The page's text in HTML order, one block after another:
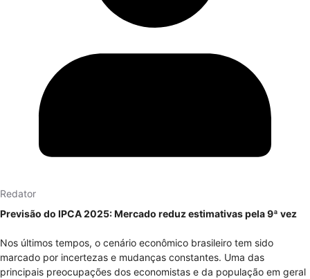
Redator
Previsão do IPCA 2025: Mercado reduz estimativas pela 9ª vez
Nos últimos tempos, o cenário econômico brasileiro tem sido
marcado por incertezas e mudanças constantes. Uma das
principais preocupações dos economistas e da população em geral